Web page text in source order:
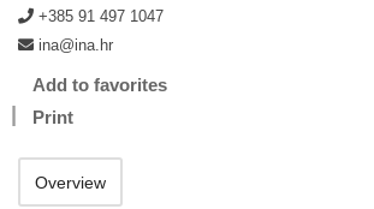
+385 91 497 1047
ina@ina.hr
Add to favorites
Print
Overview